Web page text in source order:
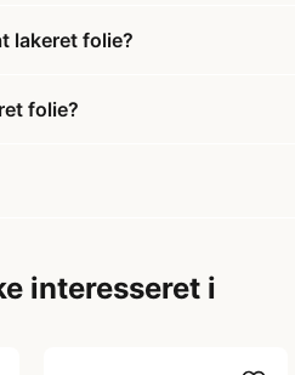
lakeret folie?
folie?
interesseret i